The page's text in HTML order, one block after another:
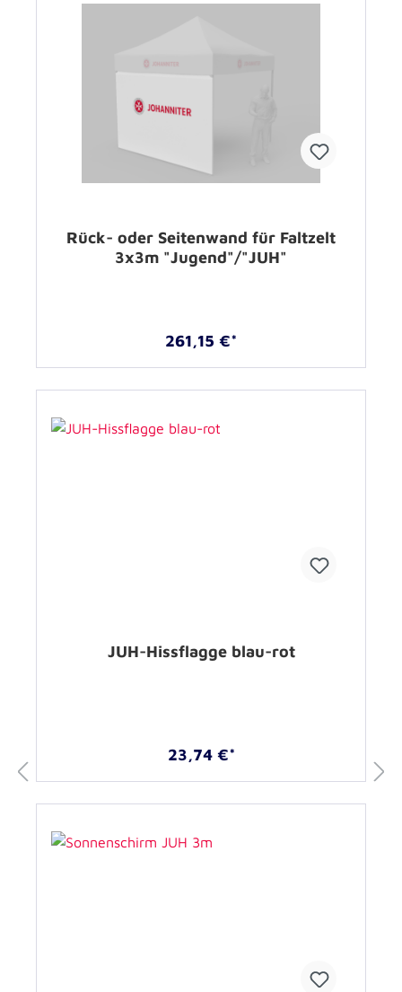
Rück- oder Seitenwand für Faltzelt
3x3m "Jugend"/"JUH"
261,15 €*
JUH-Hissflagge blau-rot
23,74 €*